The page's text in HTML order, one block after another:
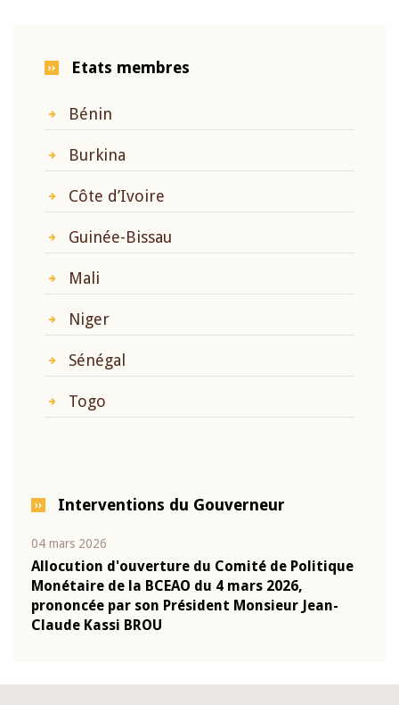
Etats membres
Bénin
Burkina
Côte d’Ivoire
Guinée-Bissau
Mali
Niger
Sénégal
Togo
Interventions du Gouverneur
04 mars 2026
Allocution d'ouverture du Comité de Politique
Monétaire de la BCEAO du 4 mars 2026,
prononcée par son Président Monsieur Jean-
Claude Kassi BROU